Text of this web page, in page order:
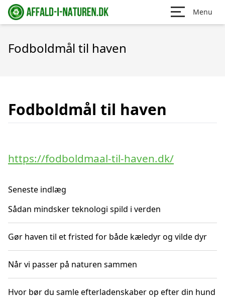
Menu
Fodboldmål til haven
Fodboldmål til haven
https://fodboldmaal-til-haven.dk/
Seneste indlæg
Sådan mindsker teknologi spild i verden
Gør haven til et fristed for både kæledyr og vilde dyr
Når vi passer på naturen sammen
Hvor bør du samle efterladenskaber op efter din hund